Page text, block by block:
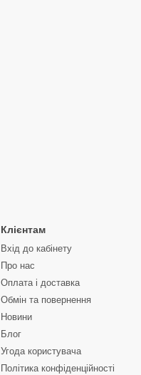
Клієнтам
Вхід до кабінету
Про нас
Оплата і доставка
Обмін та повернення
Новини
Блог
Угода користувача
Політика конфіденційності